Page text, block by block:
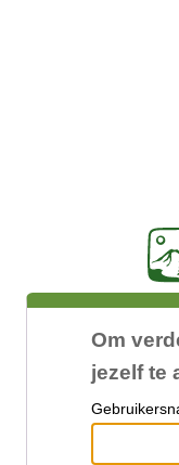
Om
jezelf te
G